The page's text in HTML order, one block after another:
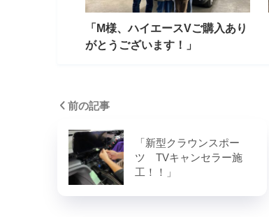
「M様、ハイエースVご購入あり
がとうございます！」
前の記事
「新型クラウンスポー
ツ TVキャンセラー施
工！！」